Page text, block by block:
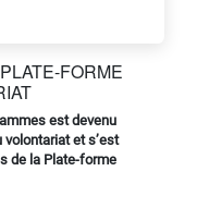
FORME
est devenu
et s’est
de la Plate-forme